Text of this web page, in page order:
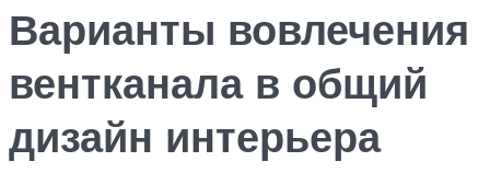
Варианты вовлечения
вентканала в общий
дизайн интерьера